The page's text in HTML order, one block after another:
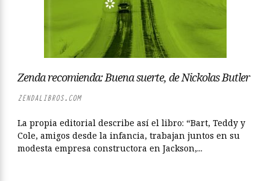
Zenda recomienda: Buena suerte, de Nickolas Butler
ZENDALIBROS.COM
La propia editorial describe así el libro: “Bart, Teddy y
Cole, amigos desde la infancia, trabajan juntos en su
modesta empresa constructora en Jackson,...